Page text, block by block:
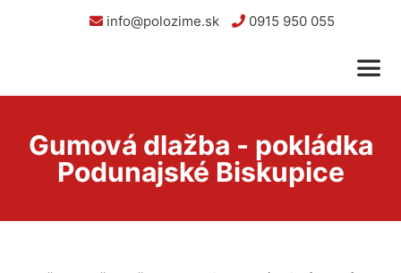
info@polozime.sk 0915 950 055
Gumová dlažba - pokládka
Podunajské Biskupice